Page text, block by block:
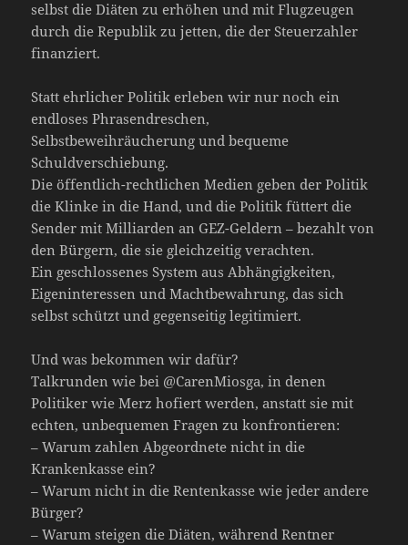
selbst die Diäten zu erhöhen und mit Flugzeugen
durch die Republik zu jetten, die der Steuerzahler
finanziert.
Statt ehrlicher Politik erleben wir nur noch ein
endloses Phrasendreschen,
Selbstbeweihräucherung und bequeme
Schuldverschiebung.
Die öffentlich-rechtlichen Medien geben der Politik
die Klinke in die Hand, und die Politik füttert die
Sender mit Milliarden an GEZ-Geldern – bezahlt von
den Bürgern, die sie gleichzeitig verachten.
Ein geschlossenes System aus Abhängigkeiten,
Eigeninteressen und Machtbewahrung, das sich
selbst schützt und gegenseitig legitimiert.
Und was bekommen wir dafür?
Talkrunden wie bei @CarenMiosga, in denen
Politiker wie Merz hofiert werden, anstatt sie mit
echten, unbequemen Fragen zu konfrontieren:
– Warum zahlen Abgeordnete nicht in die
Krankenkasse ein?
– Warum nicht in die Rentenkasse wie jeder andere
Bürger?
– Warum steigen die Diäten, während Rentner